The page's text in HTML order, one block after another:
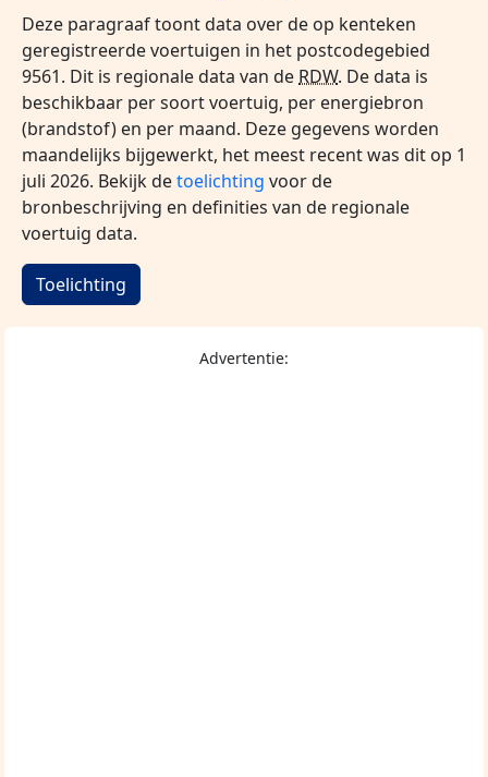
Deze paragraaf toont data over de op kenteken
geregistreerde voertuigen in het postcodegebied
9561. Dit is regionale data van de RDW. De data is
beschikbaar per soort voertuig, per energiebron
(brandstof) en per maand. Deze gegevens worden
maandelijks bijgewerkt, het meest recent was dit op 1
juli 2026. Bekijk detoelichting voor de
bronbeschrijving en definities van de regionale
voertuig data.
Toelichting
Advertentie: